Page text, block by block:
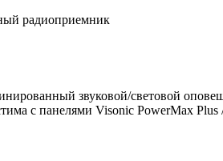
радиоприемник
звуковой/световой
с панелями Visonic PowerMax Plus